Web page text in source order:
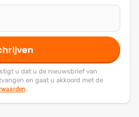
u dat u de nieuwsbrief van
en gaat u akkoord met de
.